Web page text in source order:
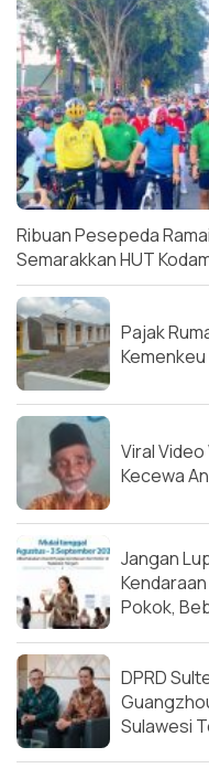
Ribuan Pesepeda
Semarakkan HUT
Pajak
Viral
Kecewa
Jangan
Pokok,
DPRD
Sulawesi